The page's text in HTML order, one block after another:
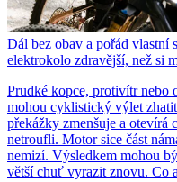
Dál bez obav a pořád vlastní
elektrokolo zdravější, než si
Prudké kopce, protivítr nebo
mohou cyklistický výlet
překážky zmenšuje a otevírá
netroufli. Motor sice část
nemizí. Výsledkem mohou
větší chuť vyrazit znovu. Co